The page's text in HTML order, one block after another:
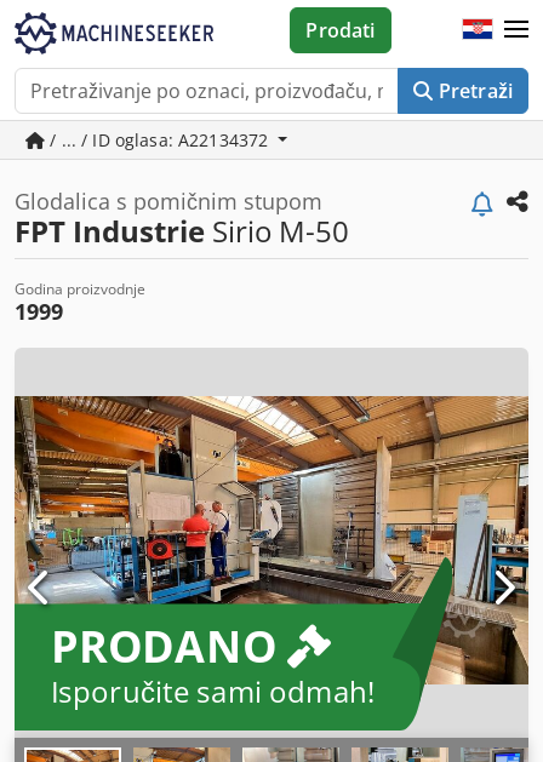
Pretraži
Prodati
/ ... / ID oglasa: A22134372
Glodalica s pomičnim stupom
FPT Industrie Sirio M-50
Godina proizvodnje
1999
PRODANO
Isporučite sami odmah!